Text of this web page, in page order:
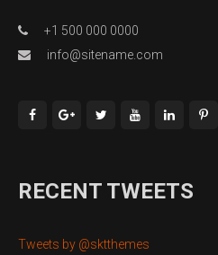
+1 500 000 0000
info@sitename.com
RECENT TWEETS
Tweets by @sktthemes